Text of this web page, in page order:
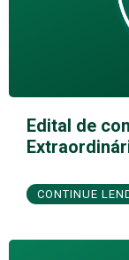
Edital de
CONTINUE